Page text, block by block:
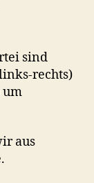
sind
rechts)
um
aus